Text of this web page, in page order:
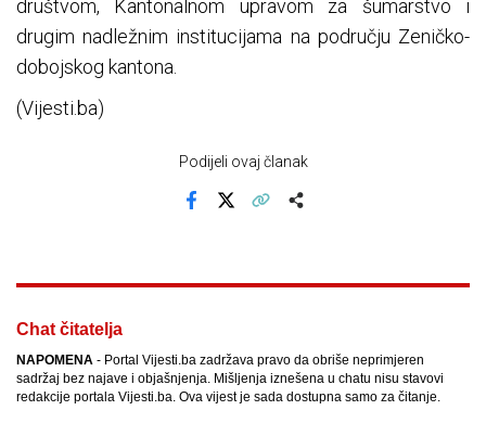
društvom, Kantonalnom upravom za šumarstvo i
drugim nadležnim institucijama na području Zeničko-
dobojskog kantona.
(Vijesti.ba)
Podijeli ovaj članak
Chat čitatelja
NAPOMENA - Portal Vijesti.ba zadržava pravo da obriše neprimjeren
sadržaj bez najave i objašnjenja. Mišljenja iznešena u chatu nisu stavovi
redakcije portala Vijesti.ba. Ova vijest je sada dostupna samo za čitanje.